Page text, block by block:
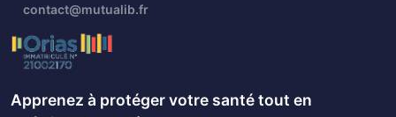
contact@mutualib.fr
Apprenez à protéger votre santé tout en